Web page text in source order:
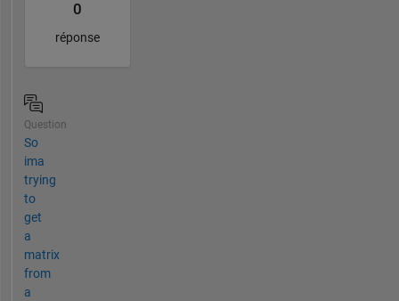
0
réponse
Question
So
ima
trying
to
get
a
matrix
from
a